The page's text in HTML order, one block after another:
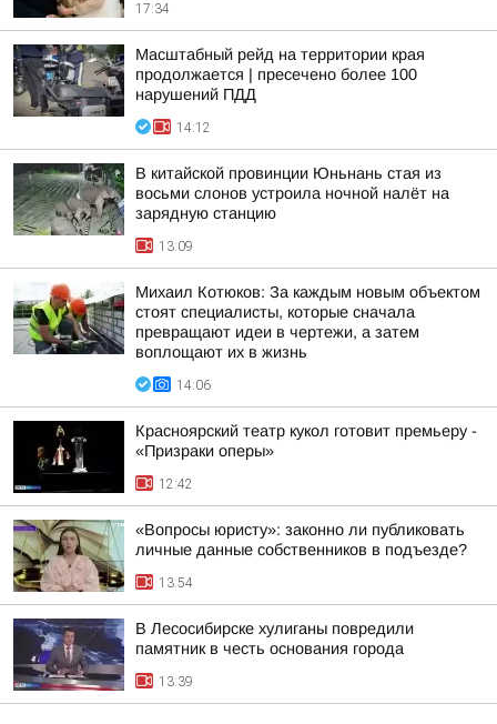
17:34
Масштабный рейд на территории края
продолжается | пресечено более 100
нарушений ПДД
14:12
В китайской провинции Юньнань стая из
восьми слонов устроила ночной налёт на
зарядную станцию
13:09
Михаил Котюков: За каждым новым объектом
стоят специалисты, которые сначала
превращают идеи в чертежи, а затем
воплощают их в жизнь
14:06
Красноярский театр кукол готовит премьеру -
«Призраки оперы»
12:42
«Вопросы юристу»: законно ли публиковать
личные данные собственников в подъезде?
13:54
В Лесосибирске хулиганы повредили
памятник в честь основания города
13:39